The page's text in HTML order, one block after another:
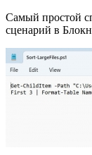
Самый простой
сценарий в